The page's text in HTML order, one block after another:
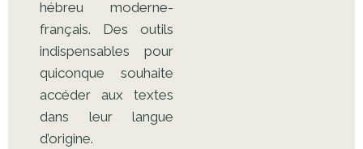
hébreu moderne-
français. Des outils
indispensables pour
quiconque souhaite
accéder aux textes
dans leur langue
d’origine.